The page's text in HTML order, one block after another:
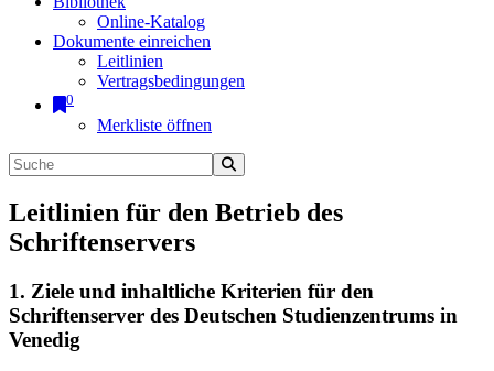
Online-Katalog
Dokumente einreichen
Leitlinien
Vertragsbedingungen
0
Merkliste öffnen
Leitlinien für den Betrieb des
Schriftenservers
1. Ziele und inhaltliche Kriterien für den
Schriftenserver des Deutschen Studienzentrums in
Venedig